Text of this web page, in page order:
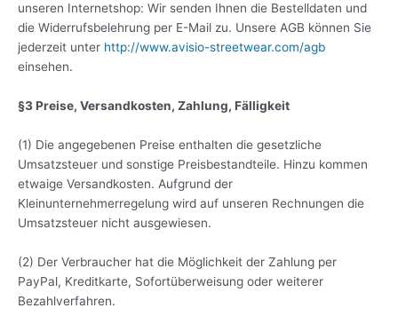
unseren Internetshop: Wir senden Ihnen die Bestelldaten und
die Widerrufsbelehrung per E-Mail zu. Unsere AGB können Sie
jederzeit unter http://www.avisio-streetwear.com/agb
einsehen.
§3 Preise, Versandkosten, Zahlung, Fälligkeit
(1) Die angegebenen Preise enthalten die gesetzliche
Umsatzsteuer und sonstige Preisbestandteile. Hinzu kommen
etwaige Versandkosten. Aufgrund der
Kleinunternehmerregelung wird auf unseren Rechnungen die
Umsatzsteuer nicht ausgewiesen.
(2) Der Verbraucher hat die Möglichkeit der Zahlung per
PayPal, Kreditkarte, Sofortüberweisung oder weiterer
Bezahlverfahren.